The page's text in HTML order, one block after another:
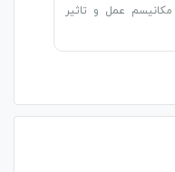
مکانیسم عمل و تاثیر